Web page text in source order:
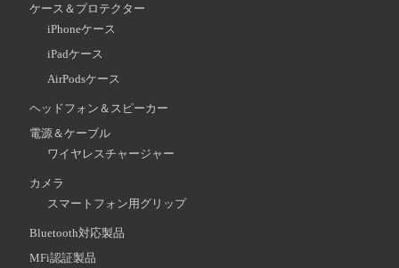
ケース＆プロテクター
iPhoneケース
iPadケース
AirPodsケース
ヘッドフォン＆スピーカー
電源＆ケーブル
ワイヤレスチャージャー
カメラ
スマートフォン用グリップ
Bluetooth対応製品
MFi認証製品